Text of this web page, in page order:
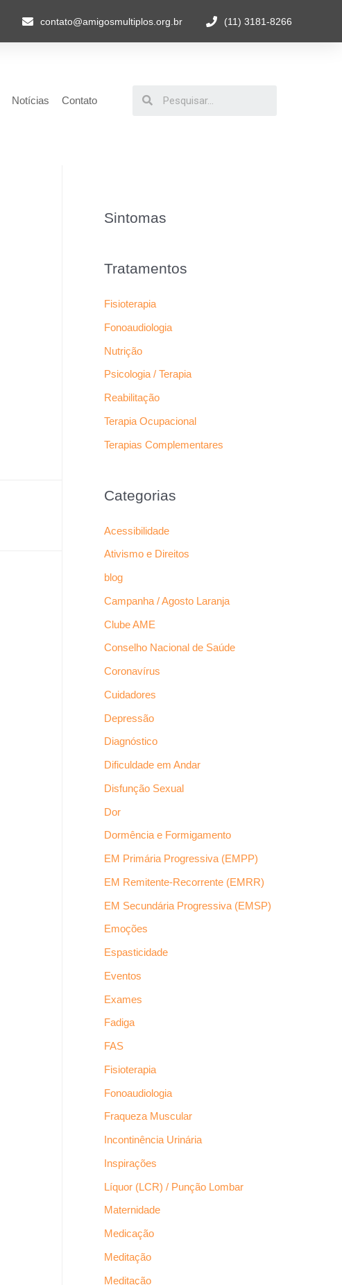
contato@amigosmultiplos.org.br (11) 3181-8266
Notícias Contato
Sintomas
Tratamentos
Fisioterapia
Fonoaudiologia
Nutrição
Psicologia / Terapia
Reabilitação
Terapia Ocupacional
Terapias Complementares
Categorias
Acessibilidade
Ativismo e Direitos
blog
Campanha / Agosto Laranja
Clube AME
Conselho Nacional de Saúde
Coronavírus
Cuidadores
Depressão
Diagnóstico
Dificuldade em Andar
Disfunção Sexual
Dor
Dormência e Formigamento
EM Primária Progressiva (EMPP)
EM Remitente-Recorrente (EMRR)
EM Secundária Progressiva (EMSP)
Emoções
Espasticidade
Eventos
Exames
Fadiga
FAS
Fisioterapia
Fonoaudiologia
Fraqueza Muscular
Incontinência Urinária
Inspirações
Líquor (LCR) / Punção Lombar
Maternidade
Medicação
Meditação
Meditação